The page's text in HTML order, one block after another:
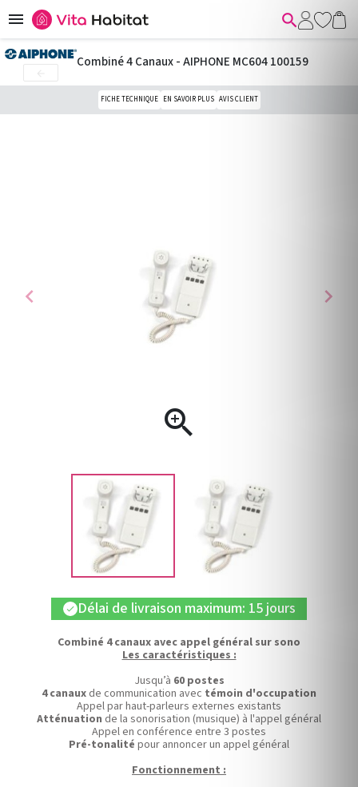
 
chevron_left

chevron_right
Combiné 4 Canaux - AIPHONE MC604 100159
FICHE TECHNIQUE EN SAVOIR PLUS AVIS CLIENT
check Délai de livraison maximum: 15 jours
Combiné 4 canaux avec appel général sur sono
Les caractéristiques :
Jusqu’à 60 postes
4 canaux de communication avec témoin d'occupation
Appel par haut-parleurs externes existants
Atténuation de la sonorisation (musique) à l'appel général
Appel en conférence entre 3 postes
Pré-tonalité pour annoncer un appel général
Fonctionnement :